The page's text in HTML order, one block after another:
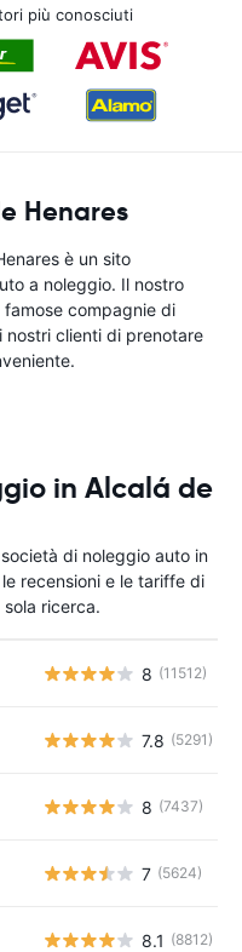
più conosciuti
Henares
è un sito
a noleggio. Il nostro
compagnie di
nostri clienti di prenotare
in Alcalá de
di noleggio auto in
recensioni e le tariffe di
ricerca.
8 (11512)
7.8 (5291)
8 (7437)
7 (5624)
8.1 (8812)